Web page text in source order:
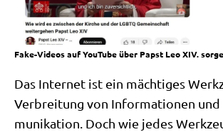
Fake-Videos auf YouTube über Papst Leo XIV.
Das Inter­net ist ein mäch­ti­ges
Ver­brei­tung von Infor­ma­tio­nen
mu­ni­ka­ti­on. Doch wie jedes